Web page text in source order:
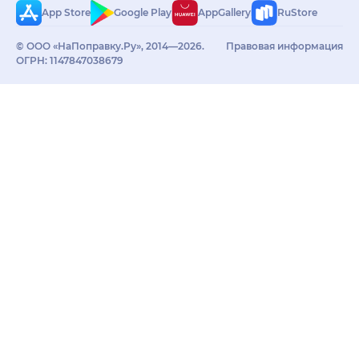
App Store
Google Play AppGallery RuStore
© ООО «НаПоправку.Ру», 2014—2026.
ОГРН: 1147847038679
Правовая информация